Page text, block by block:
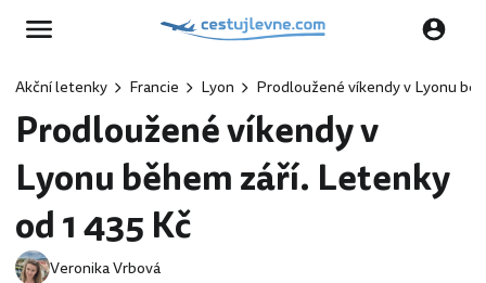
Akční letenky Francie Lyon Prodloužené víkendy v Lyonu
Prodloužené víkendy v
Lyonu během září. Letenky
od 1 435 Kč
Veronika Vrbová